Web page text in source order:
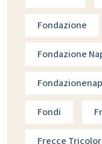
Fondazione
Fondazione
Fondi
Frecce